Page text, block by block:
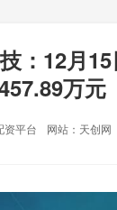
：12月
万元
资平台 网站：天创网